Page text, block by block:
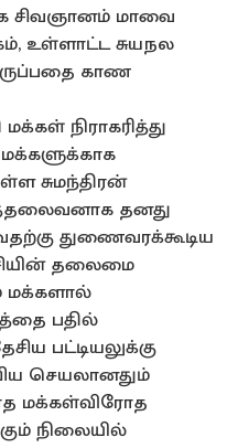
சிவஞானம் மாவை
உள்ளாட்ட சுயநல
காண
நிராகரித்து
சுமந்திரன்
தனது
துணைவரக்கூடிய
தலைமை
மக்களால்
பதில்
பட்டியலுக்கு
செயலானதும்
மக்கள்விரோத
நிலையில்